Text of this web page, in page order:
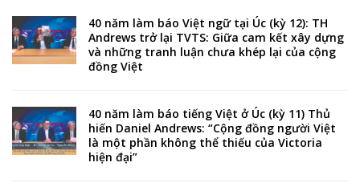
40 năm làm báo Việt ngữ tại Úc (kỳ 12): TH
Andrews trở lại TVTS: Giữa cam kết xây dựng
và những tranh luận chưa khép lại của cộng
đồng Việt
40 năm làm báo tiếng Việt ở Úc (kỳ 11) Thủ
hiến Daniel Andrews: “Cộng đồng người Việt
là một phần không thể thiếu của Victoria
hiện đại”